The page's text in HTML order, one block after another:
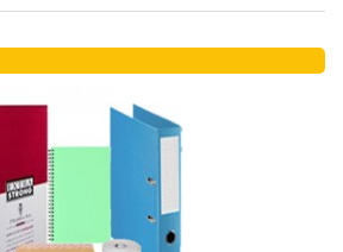
0
DT